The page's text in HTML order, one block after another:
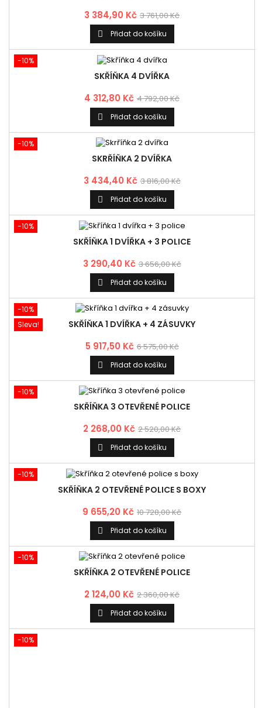
3 384,90 Kč 3 761,00 Kč
 Přidat do košíku
-10%
SKŘÍŇKA 4 DVÍŘKA
4 312,80 Kč 4 792,00 Kč
 Přidat do košíku
-10%
SKRŘÍŇKA 2 DVÍŘKA
3 434,40 Kč 3 816,00 Kč
 Přidat do košíku
-10%
SKŘÍŇKA 1 DVÍŘKA + 3 POLICE
3 290,40 Kč 3 656,00 Kč
 Přidat do košíku
-10%
Sleva!
SKŘÍŇKA 1 DVÍŘKA + 4 ZÁSUVKY
5 917,50 Kč 6 575,00 Kč
 Přidat do košíku
-10%
SKŘÍŇKA 3 OTEVŘENÉ POLICE
2 268,00 Kč 2 520,00 Kč
 Přidat do košíku
-10%
SKŘÍŇKA 2 OTEVŘENÉ POLICE S BOXY
9 655,20 Kč 10 728,00 Kč
 Přidat do košíku
-10%
SKŘÍŇKA 2 OTEVŘENÉ POLICE
2 124,00 Kč 2 360,00 Kč
 Přidat do košíku
-10%